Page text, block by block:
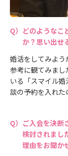
どのようなこ
か？思い出せ
婚活をしてみよ
参考に観てみま
いる「スマイル
談の予約を入れた
ご入会を決断
検討されまし
理由をお聞か